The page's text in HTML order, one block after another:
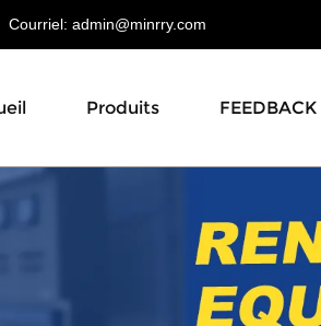
admin@minrry.com
Produits FEEDBACK